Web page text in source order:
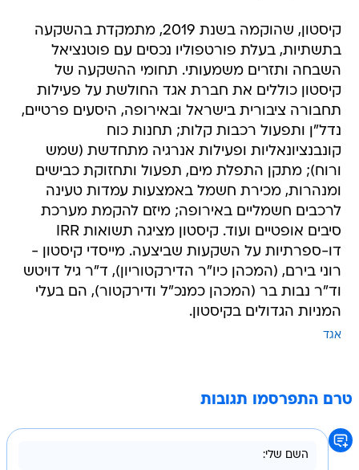
קיסטון, שהוקמה בשנת 2019, מתמקדת בהשקעה
בתשתיות, בעלת פורטפוליו נכסים עם פוטנציאל
השבחה ותזרים משמעותי. תחומי ההשקעה של
קיסטון כוללים את חברת אגד החולשת על פעילות
תחבורה ציבורית בישראל ובאירופה, היסעים פרטיים,
נדל"ן ותפעול רכבות קלות; תחנות כוח
קונבנציונאליות ופעילות אנרגיה מתחדשת (שמש
ורוח); מתקן התפלת מים, תפעול ותחזוקת כבישים
ומנהרות, מכירת חשמל באמצעות עמדות טעינה
לרכבים חשמליים באירופה; מיזם להקמת מערכת
סיבים אופטיים ועוד. קיסטון מציגה תשואות IRR
דו-ספרתיות על השקעות שביצעה. מייסדי קיסטון -
רוני בירם, (המכהן כיו"ר הדירקטוריון), ד"ר גיל דויטש
וד"ר נבות בר (המכהן כמנכ"ל ודירקטור), הם בעלי
המניות הגדולים בקיסטון.
אגד
טרם התפרסמו תגובות